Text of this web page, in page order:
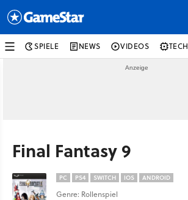
SPIELE NEWS VIDEOS TECH
Final Fantasy 9
PC PS4 SWITCH IOS ANDROID
Genre: Rollenspiel